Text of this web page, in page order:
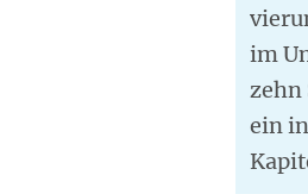
im
zehn
ein